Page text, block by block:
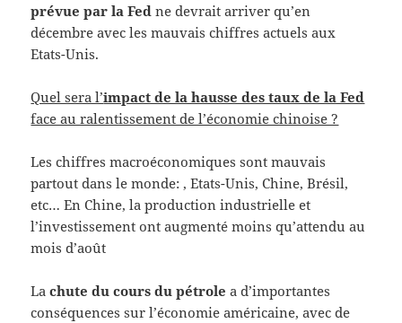
prévue par la Fed ne devrait arriver qu’en
décembre avec les mauvais chiffres actuels aux
Etats-Unis.
Quel sera l’impact de la hausse des taux de la Fed
face au ralentissement de l’économie chinoise ?
Les chiffres macroéconomiques sont mauvais
partout dans le monde: , Etats-Unis, Chine, Brésil,
etc… En Chine, la production industrielle et
l’investissement ont augmenté moins qu’attendu au
mois d’août
Lachute du cours du pétrole a d’importantes
conséquences sur l’économie américaine, avec de